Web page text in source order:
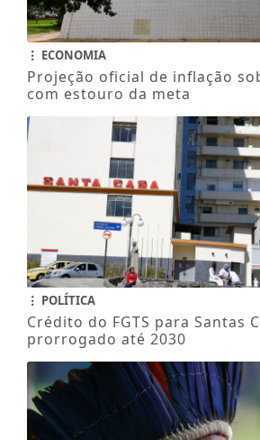
ECONOMIA
Projeção oficial de inflação
com estouro da meta
POLÍTICA
Crédito do FGTS para Santas
prorrogado até 2030